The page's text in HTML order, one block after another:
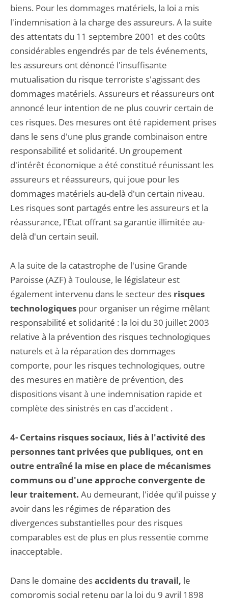
biens. Pour les dommages matériels, la loi a mis
l'indemnisation à la charge des assureurs. A la suite
des attentats du 11 septembre 2001 et des coûts
considérables engendrés par de tels événements,
les assureurs ont dénoncé l'insuffisante
mutualisation du risque terroriste s'agissant des
dommages matériels. Assureurs et réassureurs ont
annoncé leur intention de ne plus couvrir certain de
ces risques. Des mesures ont été rapidement prises
dans le sens d'une plus grande combinaison entre
responsabilité et solidarité. Un groupement
d'intérêt économique a été constitué réunissant les
assureurs et réassureurs, qui joue pour les
dommages matériels au-delà d'un certain niveau.
Les risques sont partagés entre les assureurs et la
réassurance, l'Etat offrant sa garantie illimitée au-
delà d'un certain seuil.
A la suite de la catastrophe de l'usine Grande
Paroisse (AZF) à Toulouse, le législateur est
également intervenu dans le secteur des risques
technologiques pour organiser un régime mêlant
responsabilité et solidarité : la loi du 30 juillet 2003
relative à la prévention des risques technologiques
naturels et à la réparation des dommages
comporte, pour les risques technologiques, outre
des mesures en matière de prévention, des
dispositions visant à une indemnisation rapide et
complète des sinistrés en cas d'accident .
4- Certains risques sociaux, liés à l'activité des
personnes tant privées que publiques, ont en
outre entraîné la mise en place de mécanismes
communs ou d'une approche convergente de
leur traitement. Au demeurant, l'idée qu'il puisse y
avoir dans les régimes de réparation des
divergences substantielles pour des risques
comparables est de plus en plus ressentie comme
inacceptable.
Dans le domaine desaccidents du travail, le
compromis social retenu par la loi du 9 avril 1898